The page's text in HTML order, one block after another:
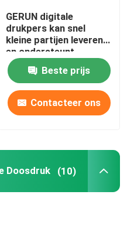
GERUN digitale
drukpers kan snel
kleine partijen leveren
en ondersteunt
gepersonaliseerde
gepersonaliseerde
verpakkingsdruk
Beste prijs
Contacteer ons
Doosdruk (10)